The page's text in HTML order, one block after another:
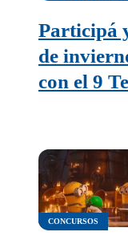
Participá
de
con el 9
CONCURSOS